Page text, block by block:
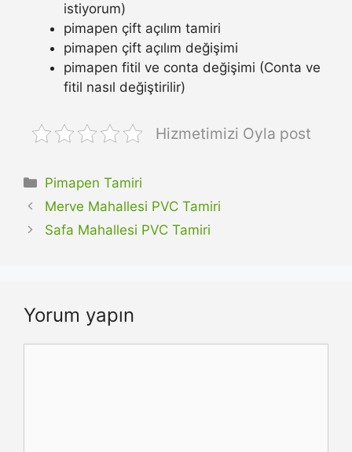
istiyorum)
pimapen çift açılım tamiri
pimapen çift açılım değişimi
pimapen fitil ve conta değişimi (Conta ve
fitil nasıl değiştirilir)
Hizmetimizi Oyla post
Kategoriler
Pimapen Tamiri
Merve Mahallesi PVC Tamiri
Safa Mahallesi PVC Tamiri
Yorum yapın